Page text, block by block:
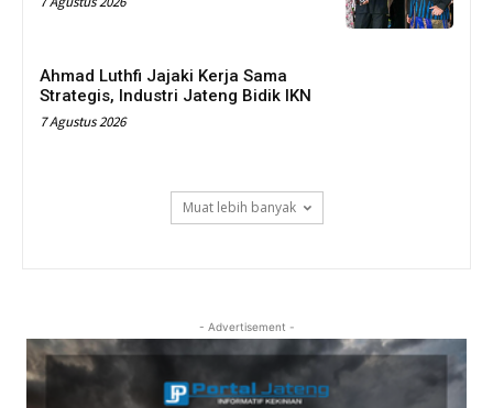
Ahmad Luthfi Jajaki Kerja Sama
Strategis, Industri Jateng Bidik IKN
7 Agustus 2026
Muat lebih banyak
- Advertisement -